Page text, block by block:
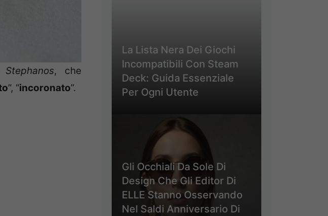
Stephanos, che
”, “incoronato”.
La Lista Nera Dei Giochi
Incompatibili Con Steam
Deck: Guida Essenziale
Per Ogni Utente
Gli Occhiali Da Sole Di
Design Che Gli Editor Di
ELLE Stanno Osservando
Nel Saldi Anniversario Di